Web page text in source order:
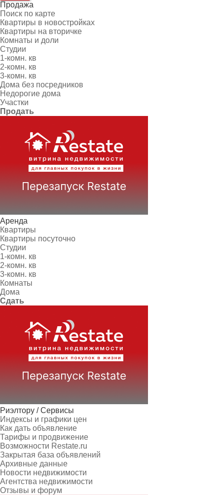
Продажа
Поиск по карте
Квартиры в новостройках
Квартиры на вторичке
Комнаты и доли
Студии
1-комн. кв
2-комн. кв
3-комн. кв
Дома без посредников
Недорогие дома
Участки
Продать
Аренда
Квартиры
Квартиры посуточно
Студии
1-комн. кв
2-комн. кв
3-комн. кв
Комнаты
Дома
Сдать
Риэлтору / Сервисы
Индексы и графики цен
Как дать объявление
Тарифы и продвижение
Возможности Restate.ru
Закрытая база объявлений
Архивные данные
Новости недвижимости
Агентства недвижимости
Отзывы и форум